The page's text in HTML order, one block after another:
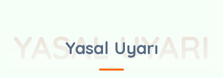
Yasal Uyarı
YASAL UYARI